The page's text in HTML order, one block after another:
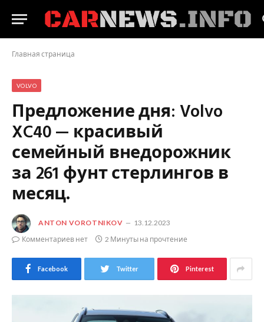
Главная страница
VOLVO
Предложение дня: Volvo
XC40 — красивый
семейный внедорожник
за 261 фунт стерлингов в
месяц.
ANTON VOROTNIKOV
13.12.2023
Комментариев нет
2 Минуты на прочтение
Facebook Twitter Pinterest